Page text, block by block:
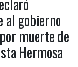
al gobierno
muerte de
Hermosa